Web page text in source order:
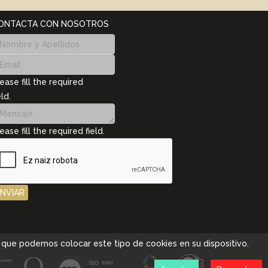
CON NOSOTROS
fill the required
fill the required field.
podemos colocar este tipo de cookies en su dispositivo.